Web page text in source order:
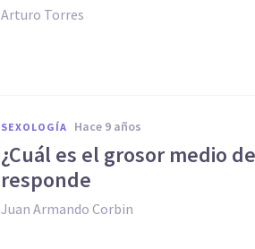
Arturo Torres
SEXOLOGÍA hace 9 años
¿Cuál es el grosor medio
responde
Juan Armando Corbin